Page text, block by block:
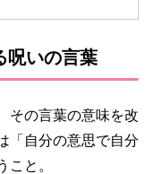
呪いの言葉
その言葉の意味を改
「自分の意思で自分
こと。